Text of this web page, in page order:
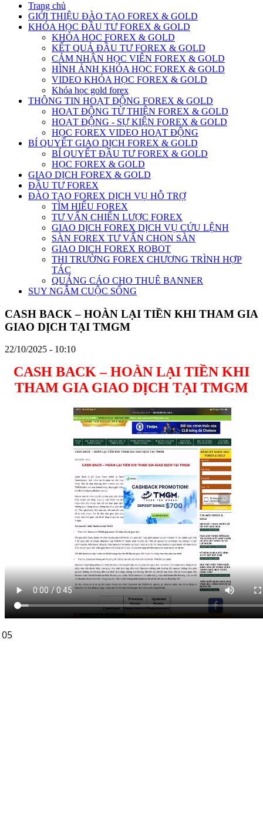
Trang chủ
GIỚI THIỆU ĐÀO TẠO FOREX & GOLD
KHÓA HỌC ĐẦU TƯ FOREX & GOLD
KHÓA HOC FOREX & GOLD
KẾT QUẢ ĐẦU TƯ FOREX & GOLD
CẢM NHẬN HỌC VIÊN FOREX & GOLD
HÌNH ẢNH KHÓA HỌC FOREX & GOLD
VIDEO KHÓA HỌC FOREX & GOLD
Khóa học gold forex
THÔNG TIN HOẠT ĐỘNG FOREX & GOLD
HOẠT ĐỘNG TỪ THIỆN FOREX & GOLD
HOẠT ĐỘNG - SỰ KIỆN FOREX & GOLD
HỌC FOREX VIDEO HOẠT ĐỘNG
BÍ QUYẾT GIAO DỊCH FOREX & GOLD
BÍ QUYẾT ĐẦU TƯ FOREX & GOLD
HỌC FOREX & GOLD
GIAO DỊCH FOREX & GOLD
ĐẦU TƯ FOREX
ĐÀO TẠO FOREX DỊCH VỤ HỖ TRỢ
TÌM HIỂU FOREX
TƯ VẤN CHIẾN LƯỢC FOREX
GIAO DỊCH FOREX DỊCH VỤ CỨU LỆNH
SÀN FOREX TƯ VẤN CHỌN SÀN
GIAO DICH FOREX ROBOT
THI TRƯỜNG FOREX CHƯƠNG TRÌNH HỢP
TÁC
QUẢNG CÁO CHO THUÊ BANNER
SUY NGẪM CUỘC SỐNG
CASH BACK – HOÀN LẠI TIỀN KHI THAM GIA
GIAO DỊCH TẠI TMGM
22/10/2025 - 10:10
CASH BACK – HOÀN LẠI TIỀN KHI
THAM GIA GIAO DỊCH TẠI TMGM